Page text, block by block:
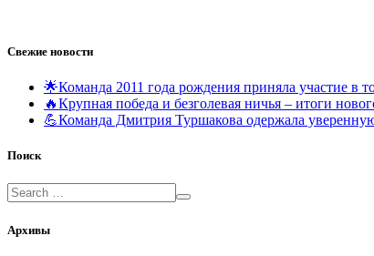
Свежие новости
🌟Команда 2011 года рождения приняла участие в
🔥Крупная победа и безголевая ничья – итоги
💪Команда Дмитрия Туршакова одержала
Поиск
Архивы